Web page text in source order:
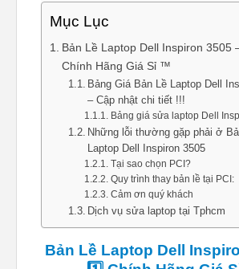
Mục Lục
Bản Lề Laptop Dell Inspiron 3505
Chính Hãng Giá Sỉ ™
Bảng Giá Bản Lề Laptop Dell
– Cập nhật chi tiết !!!
Bảng giá sửa laptop Dell
Những lỗi thường gặp phải ở
Laptop Dell Inspiron 3505
Tại sao chọn PCI?
Quy trình thay bản lề tại PCI:
Cảm ơn quý khách
Dịch vụ sửa laptop tại Tphcm
Bản Lề Laptop Dell